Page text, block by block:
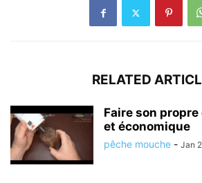
RELATED
Faire son
et économique
pêche mouche - Jan